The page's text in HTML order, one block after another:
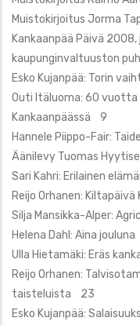
Muistokirjoitus Jorma
Kankaanpää Päivä
kaupunginvaltuuston
Esko Kujanpää: Torin
Outi Itäluoma: 60
Kankaanpäässä 9
Hannele Piippo-Fair:
Äänilevy Tuomas
Sari Kahri: Erilainen
Reijo Orhanen:
Silja Mansikka-Alper:
Helena Dahl: Aina
Ulla Hietamäki: Eräs
Reijo Orhanen:
taisteluista 23
Esko Kujanpää: